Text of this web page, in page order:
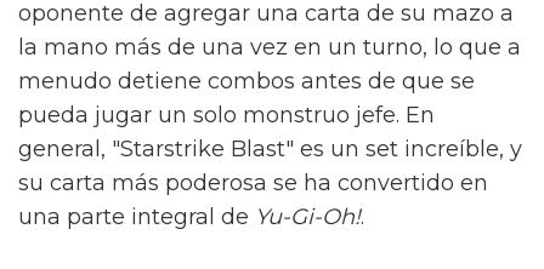
oponente de agregar una carta de su mazo a
la mano más de una vez en un turno, lo que a
menudo detiene combos antes de que se
pueda jugar un solo monstruo jefe. En
general, "Starstrike Blast" es un set increíble, y
su carta más poderosa se ha convertido en
una parte integral de Yu-Gi-Oh!.